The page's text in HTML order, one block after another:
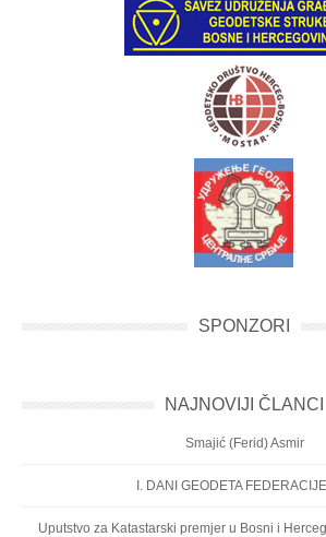
SPONZORI
NAJNOVIJI ČLANCI
Smajić (Ferid) Asmir
I. DANI GEODETA
Uputstvo za Katastarski premjer u Bosni i